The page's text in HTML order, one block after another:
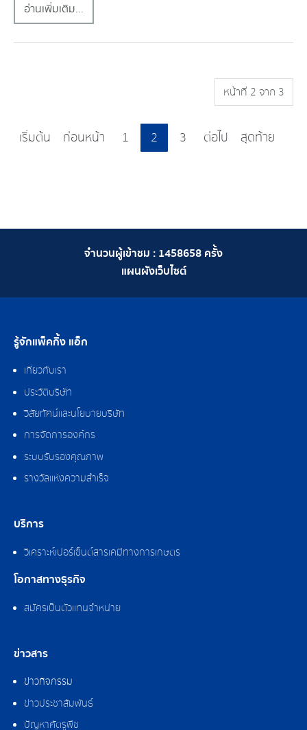
อ่านเพิ่มเติม...
หน้าที่ 2 จาก 3
เริ่มต้น ก่อนหน้า 1 2 3 ต่อไป สุดท้าย
จำนวนผู้เข้าชม : 1458658 ครั้ง
แผนผังเว็บไซต์
รู้จักแพ็คกิ้ง แอ็ก
เกี่ยวกับเรา
ประวัติบริษัท
วิสัยทัศน์และนโยบายบริษัท
การจัดการองค์กร
ระบบรับรองคุณภาพ
รางวัลแห่งความสำเร็จ
บริการ
วิเคราะห์เปอร์เซ็นต์สารเคมีทางการเกษตร
โอกาสทางธุรกิจ
สมัครเป็นตัวแทนจำหน่าย
ข่าวสาร
ข่าวกิจกรรม
ข่าวประชาสัมพันธ์
ปัญหาศัตรูพืช